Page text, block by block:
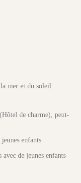
mer et du soleil
de charme), peut-
enfants
de jeunes enfants